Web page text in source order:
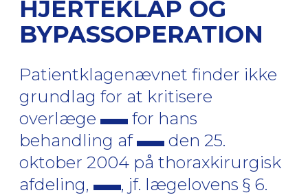
HJERTEKLAP OG
BYPASSOPERATION
Patientklagenævnet finder ikke
grundlag for at kritisere
overlæge
for hans
behandling af
den 25.
oktober 2004 på thoraxkirurgisk
afdeling,
, jf. lægelovens § 6.